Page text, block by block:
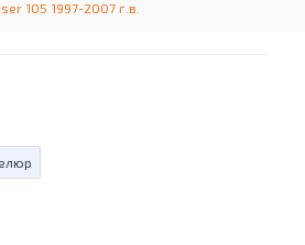
105 1997-2007 г.в.